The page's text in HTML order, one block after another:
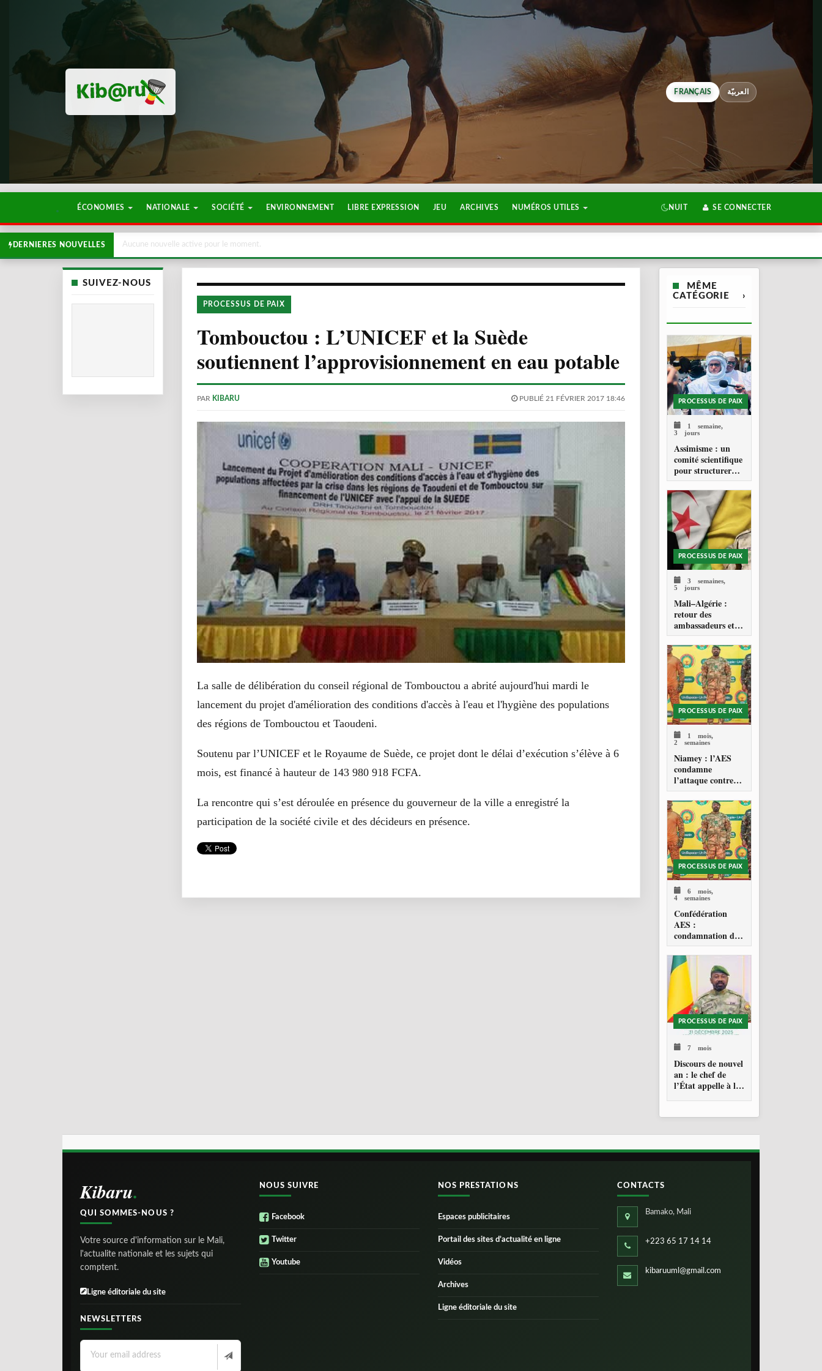
FRANÇAIS العربيّة
ÉCONOMIES NATIONALE SOCIÉTÉ ENVIRONNEMENT LIBRE EXPRESSION JEU ARCHIVES NUMÉROS UTILES NUIT SE CONNECTER
DERNIERES NOUVELLES Aucune nouvelle active pour le moment.
SUIVEZ-NOUS
PROCESSUS DE PAIX
Tombouctou : L’UNICEF et la Suède
soutiennent l’approvisionnement en eau potable
PAR KIBARU PUBLIÉ 21 FÉVRIER 2017 18:46
La salle de délibération du conseil régional de Tombouctou a abrité aujourd'hui mardi le
lancement du projet d'amélioration des conditions d'accès à l'eau et l'hygiène des populations
des régions de Tombouctou et Taoudeni.
Soutenu par l’UNICEF et le Royaume de Suède, ce projet dont le délai d’exécution s’élève à 6
mois, est financé à hauteur de 143 980 918 FCFA.
La rencontre qui s’est déroulée en présence du gouverneur de la ville a enregistré la
participation de la société civile et des décideurs en présence.
MÊME
CATÉGORIE
›
PROCESSUS DE PAIX
1 semaine,
3 jours
Assimisme : un
comité scientifique
pour structurer
une doctrine de la
refondation
PROCESSUS DE PAIX
3 semaines,
5 jours
Mali–Algérie :
retour des
ambassadeurs et
réouverture des
espaces aériens
PROCESSUS DE PAIX
1 mois,
2 semaines
Niamey : l’AES
condamne
l’attaque contre
l’aéroport Diori
Hamani
PROCESSUS DE PAIX
6 mois,
4 semaines
Confédération
AES :
condamnation de
l’action militaire
américaine au
Venezuela
PROCESSUS DE PAIX
7 mois
Discours de nouvel
an : le chef de
l’État appelle à la
Kibaru
QUI SOMMES-NOUS ?
Votre source d'information sur le Mali,
l'actualite nationale et les sujets qui
comptent.
Ligne éditoriale du site
NEWSLETTERS
NOUS SUIVRE
Facebook
Twitter
Youtube
NOS PRESTATIONS
Espaces publicitaires
Portail des sites d’actualité en ligne
Vidéos
Archives
Ligne éditoriale du site
CONTACTS
Bamako, Mali
+223 65 17 14 14
kibaruuml@gmail.com